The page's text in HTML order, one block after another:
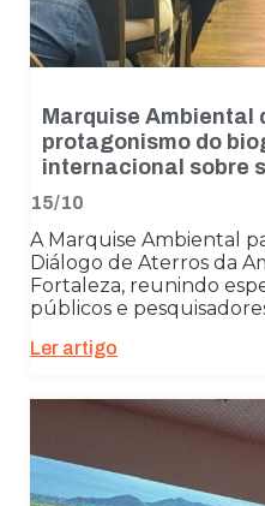
Marquise Ambiental
protagonismo do
internacional sobre
15/10
A Marquise Ambiental
Diálogo de Aterros da
Fortaleza, reunindo
públicos e
Ler artigo